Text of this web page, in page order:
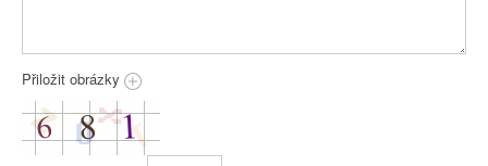
Přiložit obrázky